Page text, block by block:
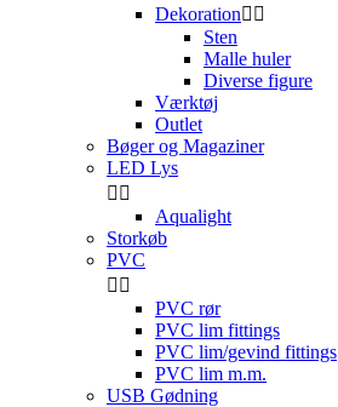
Dekoration 
Sten
Malle huler
Diverse figure
Værktøj
Outlet
Bøger og Magaziner
LED Lys
 
Aqualight
Storkøb
PVC
 
PVC rør
PVC lim fittings
PVC lim/gevind fittings
PVC lim m.m.
USB Gødning